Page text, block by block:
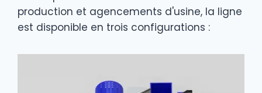
production et agencements d'usine, la ligne
est disponible en trois configurations :